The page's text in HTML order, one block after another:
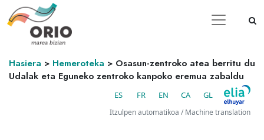
Hasiera > Hemeroteka > Osasun-zentroko atea berritu du
Udalak eta Eguneko zentroko kanpoko eremua zabaldu
ES FR EN CA GL
Itzulpen automatikoa / Machine translation